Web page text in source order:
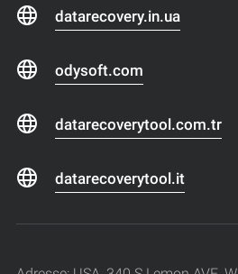
datarecovery.in.ua
odysoft.com
datarecoverytool.com.tr
datarecoverytool.it